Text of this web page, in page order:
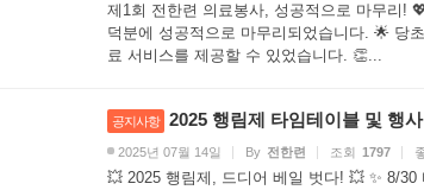
제1회 전한련 의료봉사, 성공적으로 마무리!
덕분에 성공적으로 마무리되었습니다. 🌟 당
료 서비스를 제공할 수 있었습니다. 👏...
공지사항 2025 행림제 타임테이블 및 행
2025년 07월 14일 By 전한련 조회 1797
💥 2025 행림제, 드디어 베일 벗다! 💥 ✨ 8/